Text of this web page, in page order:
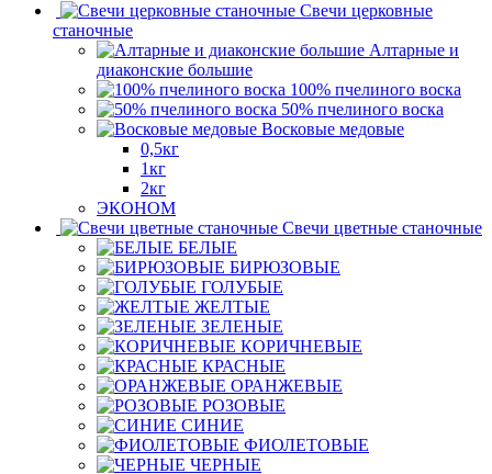
Свечи церковные
станочные
Алтарные и
диаконские большие
100% пчелиного воска
50% пчелиного воска
Восковые медовые
0,5кг
1кг
2кг
ЭКОНОМ
Свечи цветные станочные
БЕЛЫЕ
БИРЮЗОВЫЕ
ГОЛУБЫЕ
ЖЕЛТЫЕ
ЗЕЛЕНЫЕ
КОРИЧНЕВЫЕ
КРАСНЫЕ
ОРАНЖЕВЫЕ
РОЗОВЫЕ
СИНИЕ
ФИОЛЕТОВЫЕ
ЧЕРНЫЕ